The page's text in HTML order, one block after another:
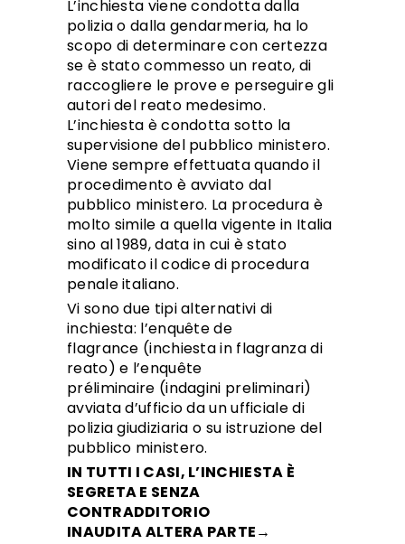
L’inchiesta viene condotta dalla
polizia o dalla gendarmeria, ha lo
scopo di determinare con certezza
se è stato commesso un reato, di
raccogliere le prove e perseguire gli
autori del reato medesimo.
L’inchiesta è condotta sotto la
supervisione del pubblico ministero.
Viene sempre effettuata quando il
procedimento è avviato dal
pubblico ministero. La procedura è
molto simile a quella vigente in Italia
sino al 1989, data in cui è stato
modificato il codice di procedura
penale italiano.
Vi sono due tipi alternativi di
inchiesta: l’enquête de
flagrance (inchiesta in flagranza di
reato) e l’enquête
préliminaire (indagini preliminari)
avviata d’ufficio da un ufficiale di
polizia giudiziaria o su istruzione del
pubblico ministero.
IN TUTTI I CASI, L’INCHIESTA È
SEGRETA E SENZA
CONTRADDITORIO
INAUDITA ALTERA PARTE→